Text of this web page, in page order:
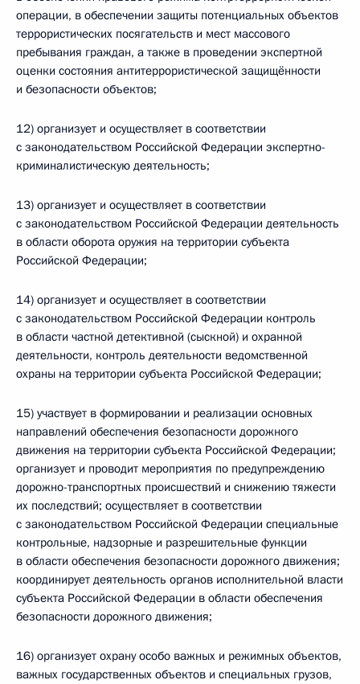
операции, в обеспечении защиты потенциальных объектов
террористических посягательств и мест массового
пребывания граждан, а также в проведении экспертной
оценки состояния антитеррористической защищённости
и безопасности объектов;
12) организует и осуществляет в соответствии
с законодательством Российской Федерации экспертно-
криминалистическую деятельность;
13) организует и осуществляет в соответствии
с законодательством Российской Федерации деятельность
в области оборота оружия на территории субъекта
Российской Федерации;
14) организует и осуществляет в соответствии
с законодательством Российской Федерации контроль
в области частной детективной (сыскной) и охранной
деятельности, контроль деятельности ведомственной
охраны на территории субъекта Российской Федерации;
15) участвует в формировании и реализации основных
направлений обеспечения безопасности дорожного
движения на территории субъекта Российской Федерации;
организует и проводит мероприятия по предупреждению
дорожно-транспортных происшествий и снижению тяжести
их последствий; осуществляет в соответствии
с законодательством Российской Федерации специальные
контрольные, надзорные и разрешительные функции
в области обеспечения безопасности дорожного движения;
координирует деятельность органов исполнительной власти
субъекта Российской Федерации в области обеспечения
безопасности дорожного движения;
16) организует охрану особо важных и режимных объектов,
важных государственных объектов и специальных грузов,